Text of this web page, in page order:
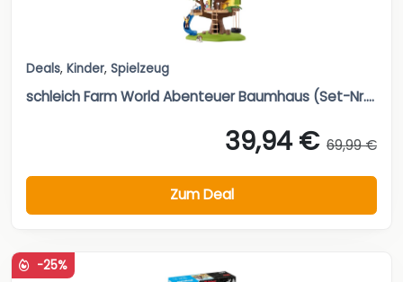
Deals, Kinder, Spielzeug
schleich Farm World Abenteuer Baumhaus (Set-Nr....
39,94 € 69,99 €
Zum Deal
-25%